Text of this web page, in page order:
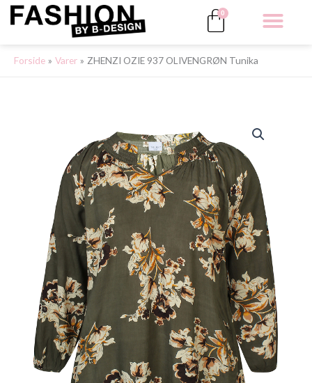
Gå
0
Kurv
Forside Varer ZHENZI OZIE 937 OLIVENGRØN Tunika